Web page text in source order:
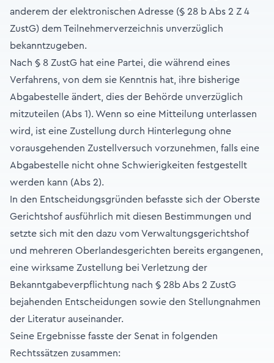
anderem der elektronischen Adresse (§ 28 b Abs 2 Z 4
ZustG) dem Teilnehmerverzeichnis unverzüglich
bekanntzugeben.
Nach § 8 ZustG hat eine Partei, die während eines
Verfahrens, von dem sie Kenntnis hat, ihre bisherige
Abgabestelle ändert, dies der Behörde unverzüglich
mitzuteilen (Abs 1). Wenn so eine Mitteilung unterlassen
wird, ist eine Zustellung durch Hinterlegung ohne
vorausgehenden Zustellversuch vorzunehmen, falls eine
Abgabestelle nicht ohne Schwierigkeiten festgestellt
werden kann (Abs 2).
In den Entscheidungsgründen befasste sich der Oberste
Gerichtshof ausführlich mit diesen Bestimmungen und
setzte sich mit den dazu vom Verwaltungsgerichtshof
und mehreren Oberlandesgerichten bereits ergangenen,
eine wirksame Zustellung bei Verletzung der
Bekanntgabeverpflichtung nach § 28b Abs 2 ZustG
bejahenden Entscheidungen sowie den Stellungnahmen
der Literatur auseinander.
Seine Ergebnisse fasste der Senat in folgenden
Rechtssätzen zusammen: